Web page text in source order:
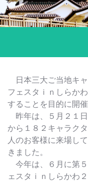
日本三大ご当地キ
フェスタｉｎしらか
することを目的に開
昨年は、５月２１
から１８２キャラク
人のお客様に来場し
きました。
今年は、６月に第
ェスタｉｎしらかわ